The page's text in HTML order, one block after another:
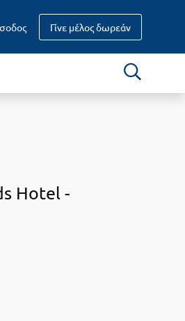
Γίνε μέλος δωρεάν
Hotel -